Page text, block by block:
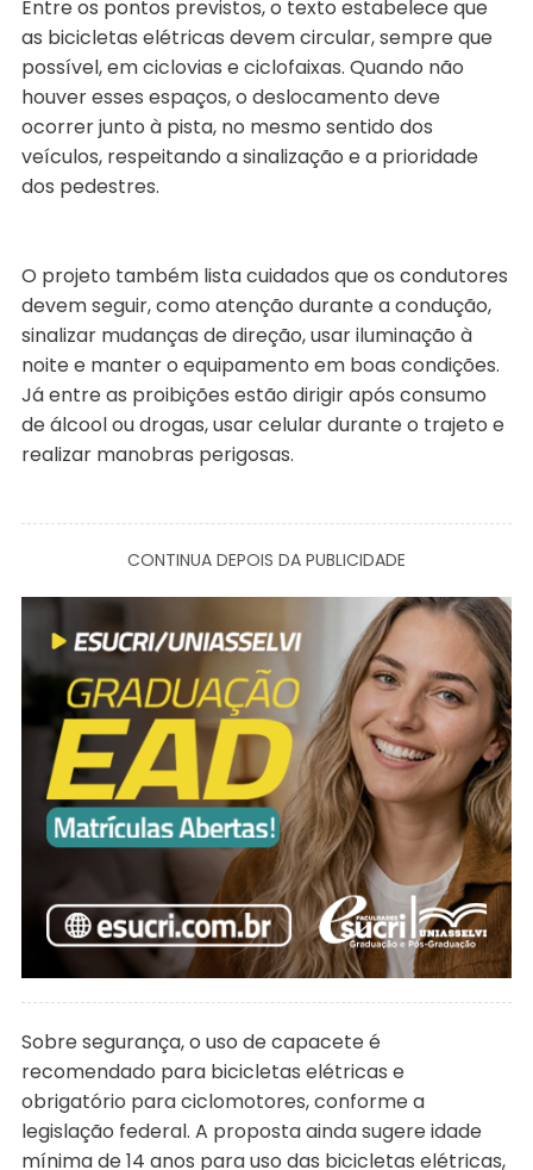
Entre os pontos previstos, o texto estabelece que
as bicicletas elétricas devem circular, sempre que
possível, em ciclovias e ciclofaixas. Quando não
houver esses espaços, o deslocamento deve
ocorrer junto à pista, no mesmo sentido dos
veículos, respeitando a sinalização e a prioridade
dos pedestres.
O projeto também lista cuidados que os condutores
devem seguir, como atenção durante a condução,
sinalizar mudanças de direção, usar iluminação à
noite e manter o equipamento em boas condições.
Já entre as proibições estão dirigir após consumo
de álcool ou drogas, usar celular durante o trajeto e
realizar manobras perigosas.
CONTINUA DEPOIS DA PUBLICIDADE
Sobre segurança, o uso de capacete é
recomendado para bicicletas elétricas e
obrigatório para ciclomotores, conforme a
legislação federal. A proposta ainda sugere idade
mínima de 14 anos para uso das bicicletas elétricas,